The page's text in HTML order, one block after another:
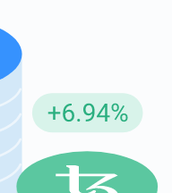
projectupdates en